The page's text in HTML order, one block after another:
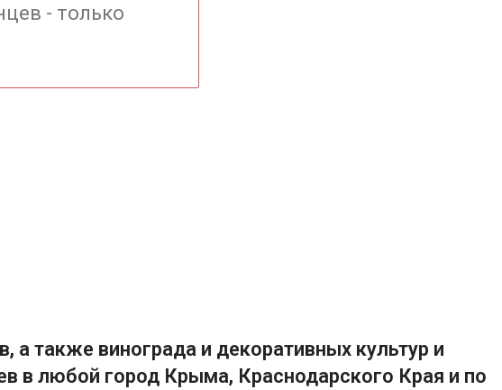
- только
также винограда и декоративных культур и
в любой город Крыма, Краснодарского Края и по